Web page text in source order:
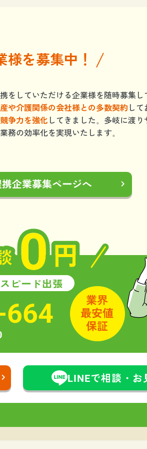
を募集中！
をしていただける企業様を随時募集
や介護関係の会社様との多数契約 して
争力を強化 してきました。多岐に渡
務の効率化を実現いたします。
企業募集ページへ
ピード出張
LINEで相談・お